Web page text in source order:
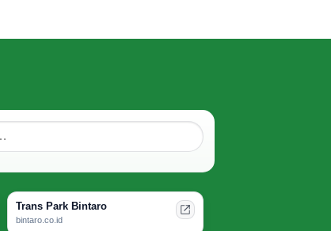
Trans Park Bintaro
bintaro.co.id